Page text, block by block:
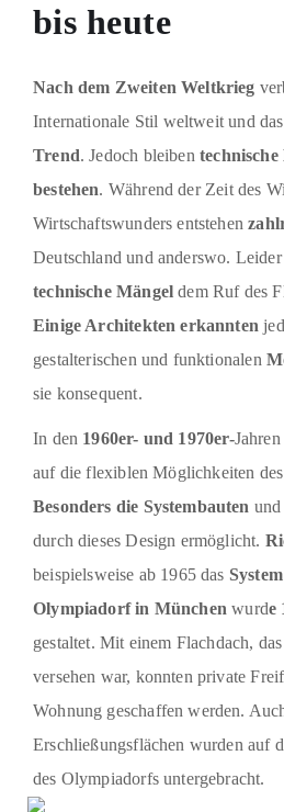
bis heute
Nach dem Zweiten Weltkrieg
Internationale Stil weltweit und das
Trend. Jedoch bleiben
bestehen. Während der Zeit des
Wirtschaftswunders entstehen
Deutschland und anderswo. Leider
technische Mängel dem Ruf des
Einige Architekten erkannten
gestalterischen und funktionalen
sie konsequent.
In den 1960er- und 1970er-
auf die flexiblen Möglichkeiten
Besonders die Systembauten und
durch dieses Design ermöglicht.
beispielsweise ab 1965 das
Olympiadorf in Münchenwurde
gestaltet. Mit einem Flachdach,
versehen war, konnten private
Wohnung geschaffen werden.
Erschließungsflächen wurden auf
des Olympiadorfs untergebracht.